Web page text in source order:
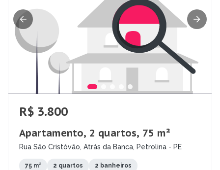
R$ 3.800
Apartamento, 2 quartos, 75 m²
Rua São Cristóvão, Atrás da Banca, Petrolina - PE
75 m² 2 quartos 2 banheiros